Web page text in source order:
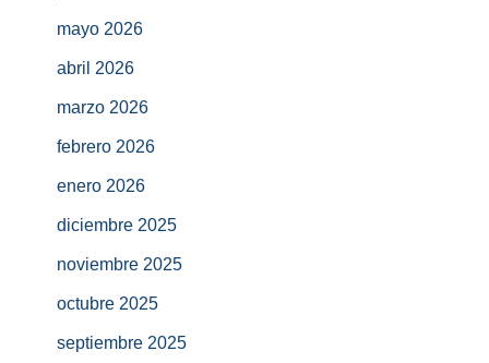
mayo 2026
abril 2026
marzo 2026
febrero 2026
enero 2026
diciembre 2025
noviembre 2025
octubre 2025
septiembre 2025